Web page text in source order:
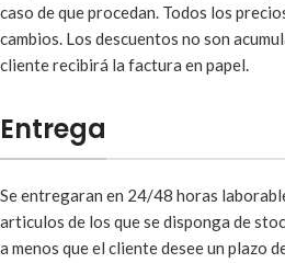
caso de que procedan. Todos los
cambios. Los descuentos no son
cliente recibirá la factura en papel.
Entrega
Se entregaran en 24/48 horas
articulos de los que se disponga de
a menos que el cliente desee un plazo